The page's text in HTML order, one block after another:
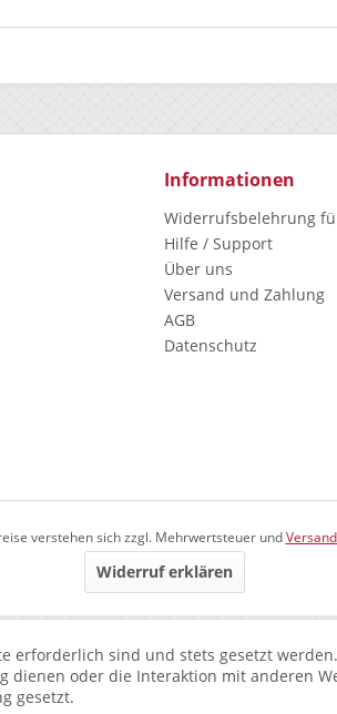
Informationen
Widerrufsbelehrung
Hilfe / Support
Über uns
Versand und Zahlung
AGB
Datenschutz
verstehen sich zzgl. Mehrwertsteuer und
Widerruf erklären
erforderlich sind und stets gesetzt
dienen oder die Interaktion mit anderen
gesetzt.